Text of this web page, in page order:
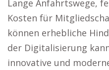
Lange Anfahrtswege,
Kosten für
können erhebliche
der Digitalisierung
innovative und